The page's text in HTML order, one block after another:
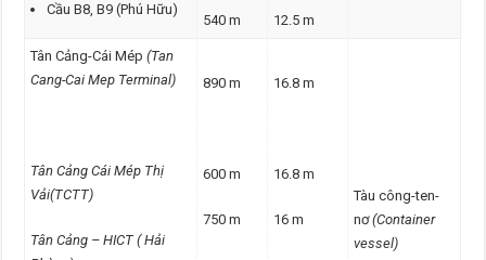
Cầu B8, B9 (Phú Hữu)
540 m 12.5 m
Tân Cảng-Cái Mép(Tan
Cang-Cai Mep Terminal)
Tân Cảng Cái Mép Thị
Vải(TCTT)
Tân Cảng – HICT ( Hải
890 m
600 m
750 m
16.8 m
16.8 m
16 m
Tàu công-ten-
nơ(Container
vessel)